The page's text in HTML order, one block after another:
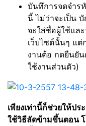
บันทึการจดจำร
นี้ ไม่ว่าจะเป็น
จะใส่ชื่อผู้ใช้แล
เว็บไซต์นั้นๆ แ
งานต้อ กดยืนยัน
ใช้งานส่วนตัว)
เพียงเท่านี้ก็ช่วยให้ปร
ใช้วิธีลัดข้ามขึ้นตอน โ